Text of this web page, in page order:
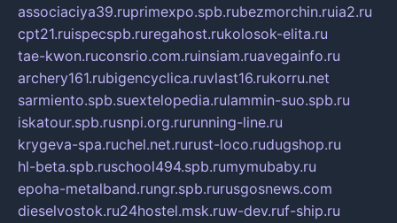
associaciya39.ruprimexpo.spb.rubezmorchin.ruia2.ru
cpt21.ruispecspb.ruregahost.rukolosok-elita.ru
tae-kwon.ruconsrio.com.ruinsiam.ruavegainfo.ru
archery161.rubigencyclica.ruvlast16.rukorru.net
sarmiento.spb.suextelopedia.rulammin-suo.spb.ru
iskatour.spb.rusnpi.org.rurunning-line.ru
krygeva-spa.ruchel.net.rurust-loco.rudugshop.ru
hl-beta.spb.ruschool494.spb.rumymubaby.ru
epoha-metalband.rungr.spb.rurusgosnews.com
dieselvostok.ru24hostel.msk.ruw-dev.ruf-ship.ru